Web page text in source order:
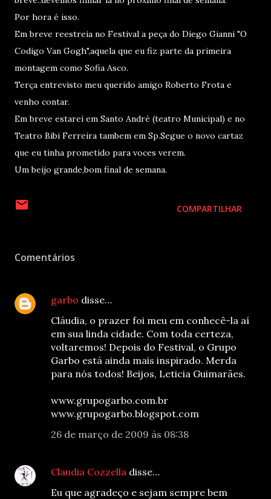
Por hora é isso.
Em breve reestreia no Festival a peça do Diego Gianni "O
Codigo Van Gogh",aquela que eu fiz parte da primeira
montagem como Sofia Asco.
Terça entrevisto meu querido amigo Roberto Frota e
venho contar.
Em breve estarei em Santo André (teatro Municipal) e no
Teatro Bibi Ferreira tambem em Sp.Segue o novo cartaz
que eu tinha prometido para voces verem.
Um beijo grande,bom final de semana.
COMPARTILHAR
Comentários
garbo disse…
Cláudia, o prazer foi meu em conhecê-la aí
em sua linda cidade. Com toda certeza,
voltaremos! Depois do Festival, o Grupo
Garbo está ainda mais inspirado. Merda
para nós todos! Beijos, Leticia Guimarães.
www.grupogarbo.com.br
www.grupogarbo.blogspot.com
26 de março de 2009 às 08:38
Claudia Cozzella disse…
Eu que agradeço e sejam sempre bem